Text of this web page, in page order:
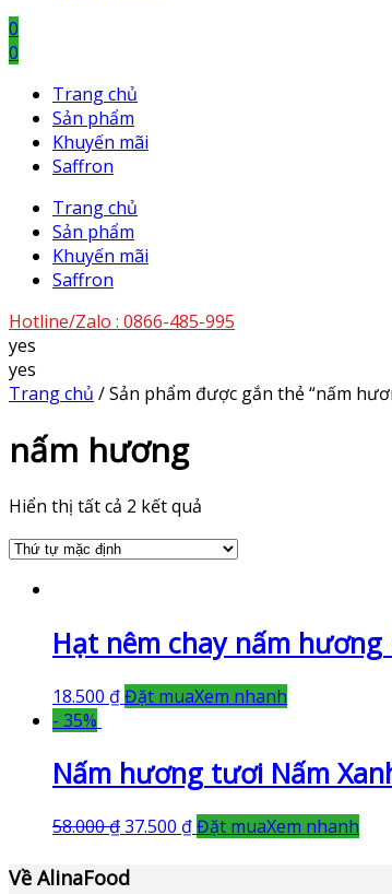
0
0
Trang chủ
Sản phẩm
Khuyến mãi
Saffron
Trang chủ
Sản phẩm
Khuyến mãi
Saffron
Hotline/Zalo : 0866-485-995
yes
yes
Trang chủ / Sản phẩm được gắn thẻ “nấm
nấm hương
Hiển thị tất cả 2 kết quả
Hạt nêm chay nấm
18.500 ₫Đặt muaXem nhanh
- 35%
Nấm hương tươi Nấm
58.000₫37.500 ₫Đặt muaXem nhanh
Về AlinaFood